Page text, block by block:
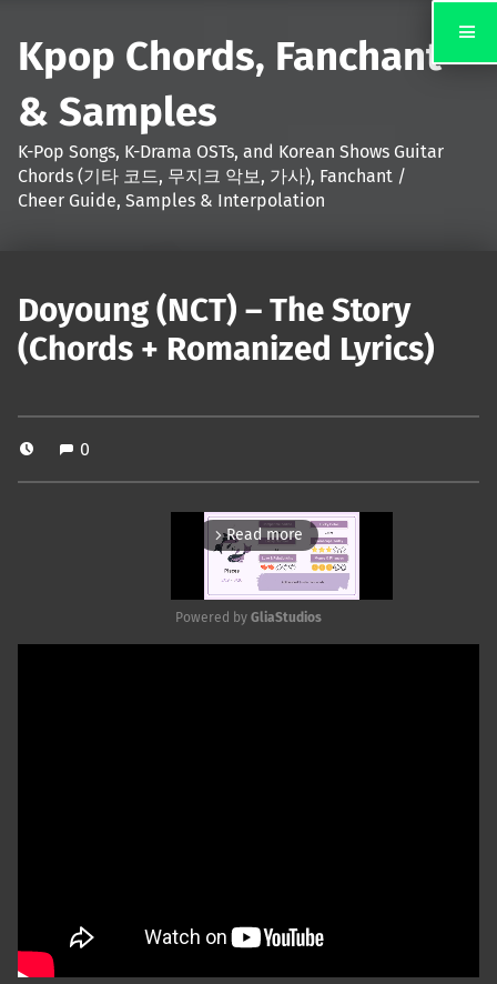
Kpop Chords, Fanchant
& Samples
K-Pop Songs, K-Drama OSTs, and Korean Shows Guitar
Chords (기타 코드, 무지크 악보, 가사), Fanchant /
Cheer Guide, Samples & Interpolation
Doyoung (NCT) – The Story
(Chords + Romanized Lyrics)
0
arrow_forward_ios Read more
Powered by GliaStudios